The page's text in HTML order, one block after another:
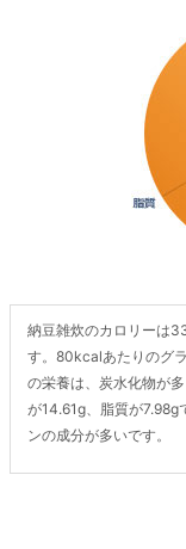
納豆雑炊のカロリーは
す。80kcalあたりのグ
の栄養は、炭水化物が
が14.61g、脂質が7.98g
ンの成分が多いです。